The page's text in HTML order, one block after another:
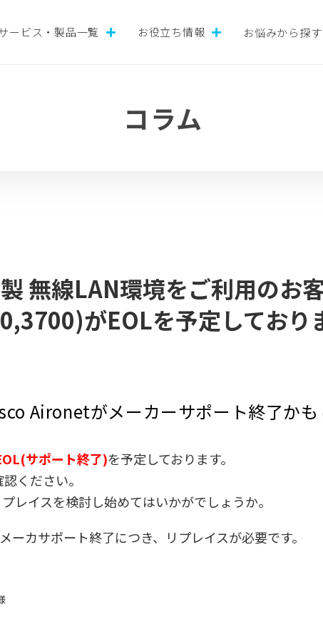
ービス・製品一覧 お役立ち情報 お悩みから探す
コラム
製 無線LAN環境をご利用のお
がEOLを予定しており
Aironetがメーカーサポート終了かも
サポート終了)を予定しております。
ください。
レイスを検討し始めてはいかがでしょうか。
カサポート終了につき、リプレイスが必要です。